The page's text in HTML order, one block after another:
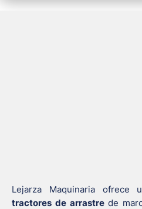
Lejarza Maquinaria ofrece
tractores de arrastrede